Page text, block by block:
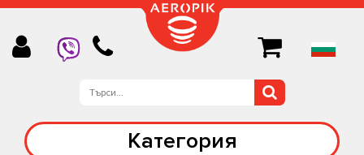
Категория